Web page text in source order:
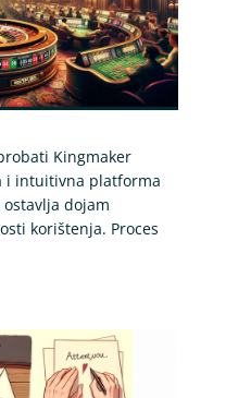
Kingmaker
i intuitivna platforma
dojam
korištenja. Proces